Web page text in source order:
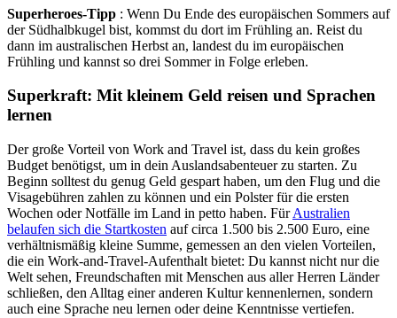
Superheroes-Tipp : Wenn Du Ende des europäischen Sommers auf
der Südhalbkugel bist, kommst du dort im Frühling an. Reist du
dann im australischen Herbst an, landest du im europäischen
Frühling und kannst so drei Sommer in Folge erleben.
Superkraft: Mit kleinem Geld reisen und Sprachen
lernen
Der große Vorteil von Work and Travel ist, dass du kein großes
Budget benötigst, um in dein Auslandsabenteuer zu starten. Zu
Beginn solltest du genug Geld gespart haben, um den Flug und die
Visagebühren zahlen zu können und ein Polster für die ersten
Wochen oder Notfälle im Land in petto haben. FürAustralien
belaufen sich die Startkosten auf circa 1.500 bis 2.500 Euro, eine
verhältnismäßig kleine Summe, gemessen an den vielen Vorteilen,
die ein Work-and-Travel-Aufenthalt bietet: Du kannst nicht nur die
Welt sehen, Freundschaften mit Menschen aus aller Herren Länder
schließen, den Alltag einer anderen Kultur kennenlernen, sondern
auch eine Sprache neu lernen oder deine Kenntnisse vertiefen.